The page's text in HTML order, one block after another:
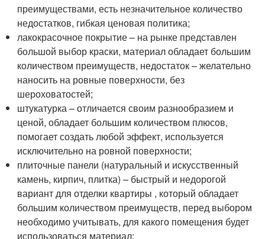
преимуществами, есть незначительное количество
недостатков, гибкая ценовая политика;
лакокрасочное покрытие – на рынке представлен
большой выбор краски, материал обладает большим
количеством преимуществ, недостаток – желательно
наносить на ровные поверхности, без
шероховатостей;
штукатурка – отличается своим разнообразием и
ценой, обладает большим количеством плюсов,
помогает создать любой эффект, используется
исключительно на ровной поверхности;
плиточные панели (натуральный и искусственный
камень, кирпич, плитка) – быстрый и недорогой
вариант для отделки квартиры , который обладает
большим количеством преимуществ, перед выбором
необходимо учитывать, для какого помещения будет
использоваться материал;